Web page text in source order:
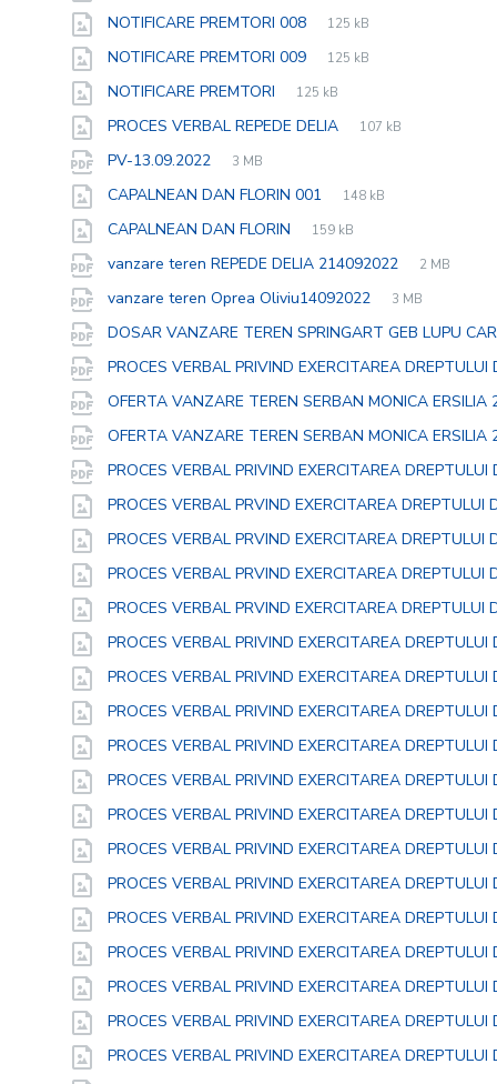
NOTIFICARE PREMTORI 008
File
jpg
File
125 kB
NOTIFICARE PREMTORI 009
File
jpg
File
125 kB
NOTIFICARE PREMTORI
File
jpg
File
125 kB
PROCES VERBAL REPEDE DELIA
File
jpg
File
107 kB
PV-13.09.2022
File
pdf
File
3 MB
CAPALNEAN DAN FLORIN 001
File
jpg
File
148 kB
CAPALNEAN DAN FLORIN
File
jpg
File
159 kB
vanzare teren REPEDE DELIA 214092022
File
pdf
File
2 MB
vanzare teren Oprea Oliviu14092022
File
pdf
File
3 MB
DOSAR VANZARE TEREN SPRINGART GEB LUPU
PROCES VERBAL PRIVIND EXERCITAREA
OFERTA VANZARE TEREN SERBAN MONICA ERSILIA
OFERTA VANZARE TEREN SERBAN MONICA
PROCES VERBAL PRIVIND EXERCITAREA
PROCES VERBAL PRVIND EXERCITAREA DREPTULUI
PROCES VERBAL PRVIND EXERCITAREA DREPTULUI
PROCES VERBAL PRVIND EXERCITAREA DREPTULUI
PROCES VERBAL PRVIND EXERCITAREA DREPTULUI
PROCES VERBAL PRIVIND EXERCITAREA
PROCES VERBAL PRIVIND EXERCITAREA DREPTULUI
PROCES VERBAL PRIVIND EXERCITAREA
PROCES VERBAL PRIVIND EXERCITAREA DREPTULUI
PROCES VERBAL PRIVIND EXERCITAREA
PROCES VERBAL PRIVIND EXERCITAREA DREPTULUI
PROCES VERBAL PRIVIND EXERCITAREA
PROCES VERBAL PRIVIND EXERCITAREA DREPTULUI
PROCES VERBAL PRIVIND EXERCITAREA
PROCES VERBAL PRIVIND EXERCITAREA DREPTULUI
PROCES VERBAL PRIVIND EXERCITAREA
PROCES VERBAL PRIVIND EXERCITAREA DREPTULUI
PROCES VERBAL PRIVIND EXERCITAREA DREPTULUI